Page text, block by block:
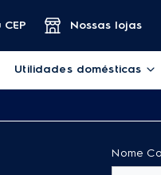
Nossas lojas
Utilidades domésticas
Nome